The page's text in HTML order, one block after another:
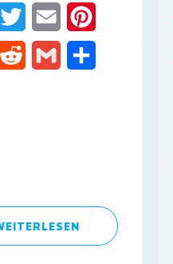
TwitterEmail
Reddit Gmail